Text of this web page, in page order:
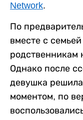
Network.
По
вместе с
родственникам
Однако после
девушка
моментом, по